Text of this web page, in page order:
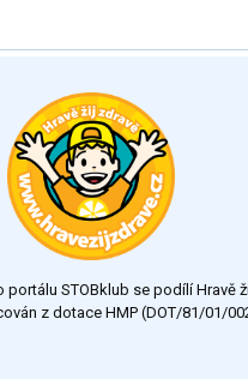
STOBklub se podílí Hravě
z dotace HMP (DOT/81/01/